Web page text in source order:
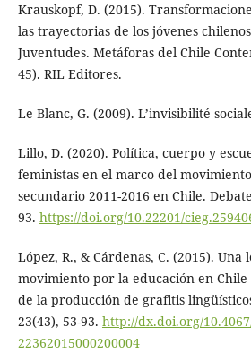
Krauskopf, D. (2015).
las trayectorias de los jóvenes
Juventudes. Metáforas del Chile
45). RIL Editores.
Le Blanc, G. (2009). L’invisibilité
Lillo, D. (2020). Política, cuerpo y
feministas en el marco del
secundario 2011-2016 en Chile.
93. https://doi.org/10.22201/
López, R., & Cárdenas, C. (2015). Una
movimiento por la educación en
de la producción de grafitis
23(43), 53-93. http://dx.doi.org/
22362015000200004